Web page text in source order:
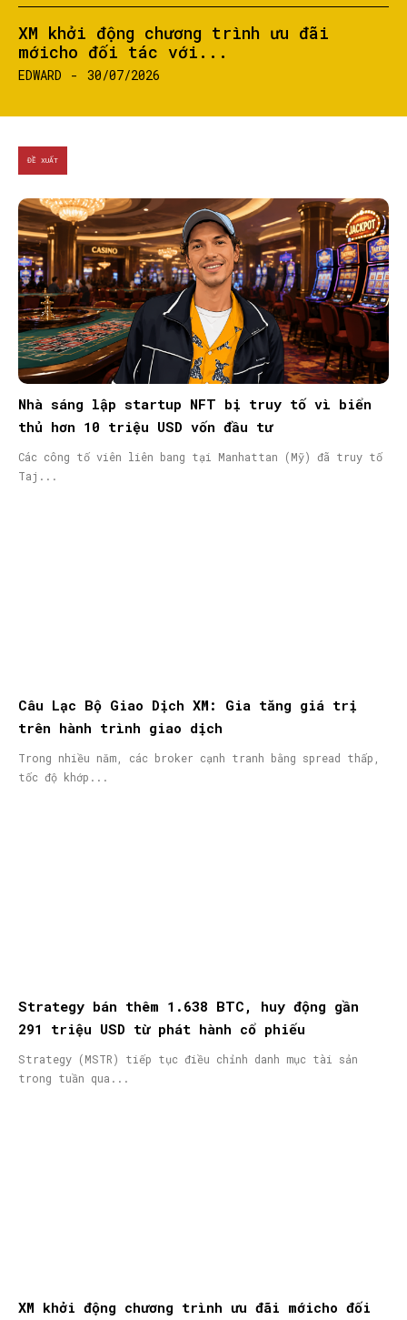
XM khởi động chương trình ưu đãi
mớicho đối tác với...
EDWARD - 30/07/2026
ĐỀ XUẤT
Nhà sáng lập startup NFT bị truy tố vì biển
thủ hơn 10 triệu USD vốn đầu tư
Các công tố viên liên bang tại Manhattan (Mỹ) đã truy tố
Taj...
Câu Lạc Bộ Giao Dịch XM: Gia tăng giá trị
trên hành trình giao dịch
Trong nhiều năm, các broker cạnh tranh bằng spread thấp,
tốc độ khớp...
Strategy bán thêm 1.638 BTC, huy động gần
291 triệu USD từ phát hành cổ phiếu
Strategy (MSTR) tiếp tục điều chỉnh danh mục tài sản
trong tuần qua...
XM khởi động chương trình ưu đãi mớicho đối